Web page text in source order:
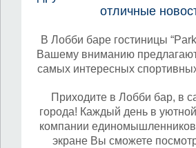
отличные
В Лобби баре гостиницы
Вашему вниманию
самых интересных
Приходите в Лобби бар, в
города! Каждый день в
компании
экране Вы сможете